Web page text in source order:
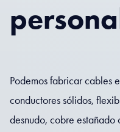
Podemos fabricar cables
conductores sólidos,
desnudo, cobre